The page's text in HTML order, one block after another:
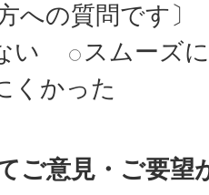
への質問です〕
い
スムーズ
くかった
ご意見・ご要望